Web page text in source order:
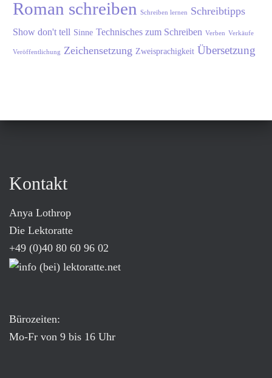
Roman schreiben Schreiben lernen Schreibtipps
Show don't tell Sinne Technisches zum Schreiben Verben Verkäufe
Veröffentlichung Zeichensetzung Zweisprachigkeit Übersetzung
Kontakt
Anya Lothrop
Die Lektoratte
+49 (0)40 80 60 96 02
Bürozeiten:
Mo-Fr von 9 bis 16 Uhr